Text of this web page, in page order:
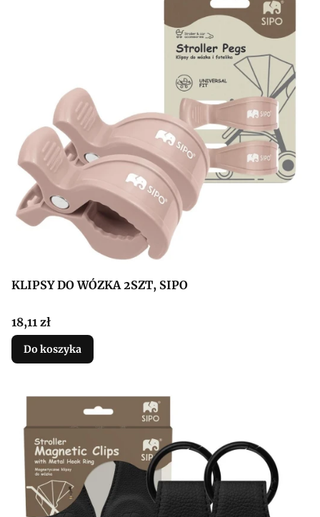
KLIPSY DO WÓZKA 2SZT, SIPO
Cena
18,11 zł
Do koszyka